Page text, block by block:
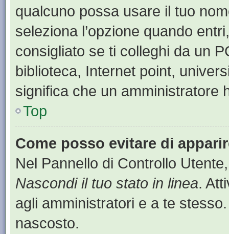
qualcuno possa usare il tuo
seleziona l’opzione quando
consigliato se ti colleghi da un
biblioteca, Internet point,
significa che un amministratore
Top
Come posso evitare di
Nel Pannello di Controllo
Nascondi il tuo stato in linea.
agli amministratori e a te
nascosto.